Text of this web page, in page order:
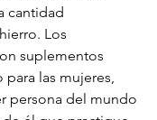
cantidad
Los
suplementos
las mujeres,
persona del mundo